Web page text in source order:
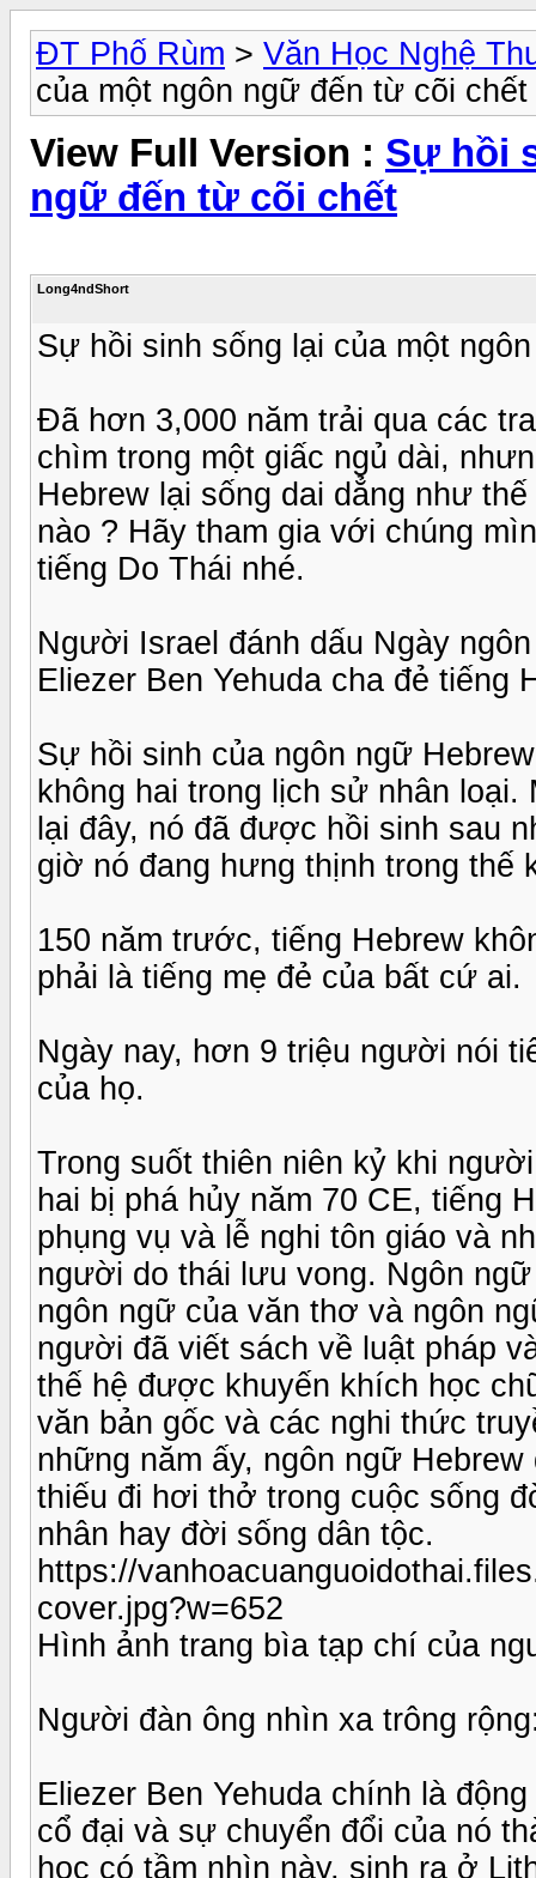
ĐT Phố Rùm > Văn Học Nghệ
của một ngôn ngữ đến từ cõi chết
View Full Version : Sự hồi
ngữ đến từ cõi chết
Long4ndShort
Sự hồi sinh sống lại của một
Đã hơn 3,000 năm trải qua các
chìm trong một giấc ngủ dài,
Hebrew lại sống dai dẳng như
nào ? Hãy tham gia với chúng
tiếng Do Thái nhé.
Người Israel đánh dấu Ngày
Eliezer Ben Yehuda cha đẻ tiếng
Sự hồi sinh của ngôn ngữ
không hai trong lịch sử nhân
lại đây, nó đã được hồi sinh sau
giờ nó đang hưng thịnh trong thế
150 năm trước, tiếng Hebrew
phải là tiếng mẹ đẻ của bất cứ ai.
Ngày nay, hơn 9 triệu người nói
của họ.
Trong suốt thiên niên kỷ khi
hai bị phá hủy năm 70 CE, tiếng
phụng vụ và lễ nghi tôn giáo và
người do thái lưu vong. Ngôn
ngôn ngữ của văn thơ và ngôn
người đã viết sách về luật pháp
thế hệ được khuyến khích học
văn bản gốc và các nghi thức
những năm ấy, ngôn ngữ
thiếu đi hơi thở trong cuộc sống
nhân hay đời sống dân tộc.
https://
cover.jpg?w=652
Hình ảnh trang bìa tạp chí của
Người đàn ông nhìn xa trông
Eliezer Ben Yehuda chính là
cổ đại và sự chuyển đổi của nó
học có tầm nhìn này, sinh ra ở